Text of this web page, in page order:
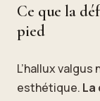
Ce que la
pied
L’hallux
esthétique. La